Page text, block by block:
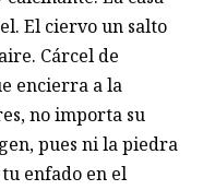
El ciervo un salto
Cárcel de
encierra a la
no importa su
pues ni la piedra
enfado en el